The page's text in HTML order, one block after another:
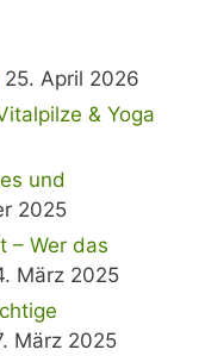
25. April 2026
& Yoga
und
2025
– Wer das
März 2025
März 2025